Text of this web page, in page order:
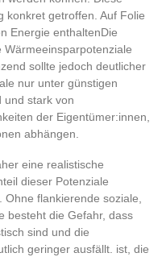
konkret getroffen. Auf Folie
Energie enthaltenDie
sollte jedoch deutlicher
nur unter günstigen
und stark von
der Eigentümer:innen,
abhängen.
eine realistische
dieser Potenziale
flankierende soziale,
besteht die Gefahr, dass
sind und die
geringer ausfällt. ist, die